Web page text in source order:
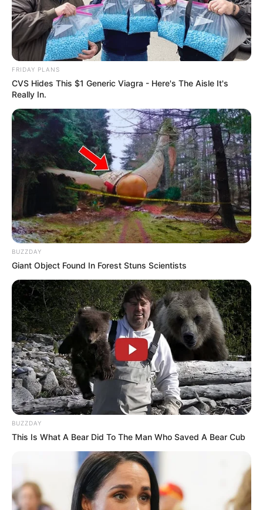
FRIDAY PLANS
CVS Hides This $1 Generic Viagra - Here's The Aisle It's
Really In.
BUZZDAY
Giant Object Found In Forest Stuns Scientists
BUZZDAY
This Is What A Bear Did To The Man Who Saved A Bear Cub